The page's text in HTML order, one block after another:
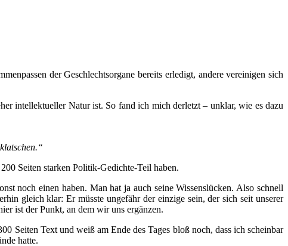
der Geschlechtsorgane bereits erledigt, andere vereinigen sich
intellektueller Natur ist. So fand ich mich derletzt – unklar, wie es dazu
Seiten starken Politik-Gedichte-Teil haben.
noch einen haben. Man hat ja auch seine Wissenslücken. Also schnell
gleich klar: Er müsste ungefähr der einzige sein, der sich seit unserer
ist der Punkt, an dem wir uns ergänzen.
Seiten Text und weiß am Ende des Tages bloß noch, dass ich scheinbar
hatte.